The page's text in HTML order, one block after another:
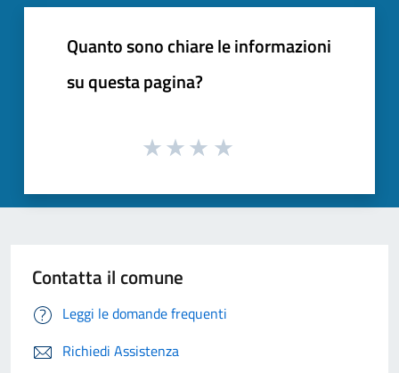
Quanto sono chiare le informazioni
su questa pagina?
Contatta il comune
Leggi le domande frequenti
Richiedi Assistenza